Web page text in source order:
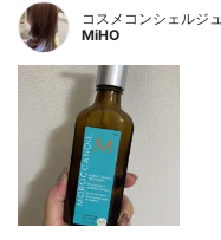
コスメコンシェルジュ
MiHO